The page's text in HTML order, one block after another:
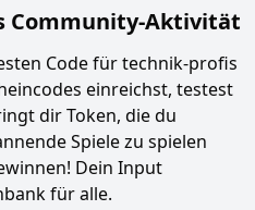
Community-Aktivität
Code fürtechnik-profis
einreichst, testest
dir Token, die du
Spiele zu spielen
Dein Input
für alle.